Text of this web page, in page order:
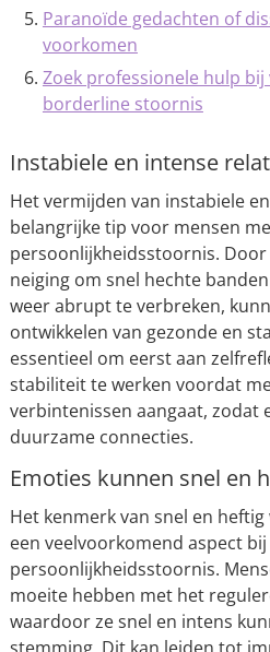
Paranoïde gedachten of
voorkomen
Zoek professionele hulp
borderline stoornis
Instabiele en intense
Het vermijden van instabiele
belangrijke tip voor mensen
persoonlijkheidsstoornis.
neiging om snel hechte
weer abrupt te verbreken,
ontwikkelen van gezonde en
essentieel om eerst aan
stabiliteit te werken voordat
verbintenissen aangaat, zodat
duurzame connecties.
Emoties kunnen snel en
Het kenmerk van snel en
een veelvoorkomend aspect
persoonlijkheidsstoornis.
moeite hebben met het
waardoor ze snel en intens